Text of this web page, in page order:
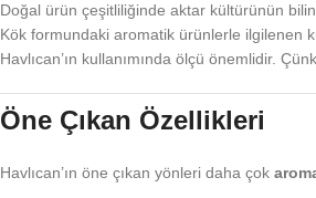
Doğal ürün çeşitliliğinde aktar kültürünün
Kök formundaki aromatik ürünlerle ilgilenen
Havlıcan’ın kullanımında ölçü önemlidir.
Öne Çıkan Özellikleri
Havlıcan’ın öne çıkan yönleri daha çok